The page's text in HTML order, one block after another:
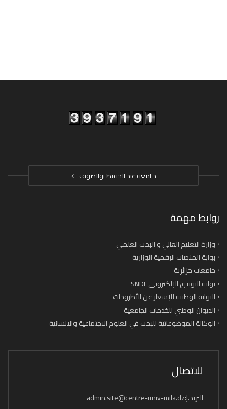
جامعة عبد الحفيظ بوالصوف
روابط مهمة
وزارة التعليم العالي و البحث العلمي
بوابة المنصات الرقمية الوزارية
جامعات جزائرية
بوابة التوثيق الإلكتروني SNDL
البوابة الوطنية للإشعار عن الأطروحات
الديوان الوطني للخدمات الجامعية
الوكالة الموضوعاتية للبحث في العلوم الاجتماعية والانسانية
للاتصال
البريد.إ:admin.site@centre-univ-mila.dz